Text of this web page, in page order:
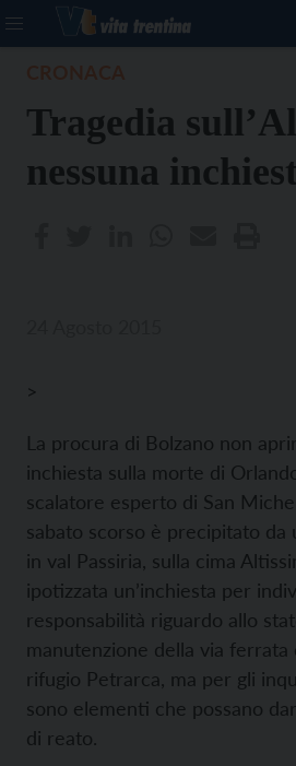
Tragedia
nessuna
>
La procura di Bolzano non
inchiesta sulla morte di
scalatore esperto di San
sabato scorso è precipitato da
in val Passiria, sulla cima
ipotizzata un’inchiesta per
responsabilità riguardo allo
manutenzione della via ferrata
rifugio Petrarca, ma per gli
sono elementi che possano
di reato.